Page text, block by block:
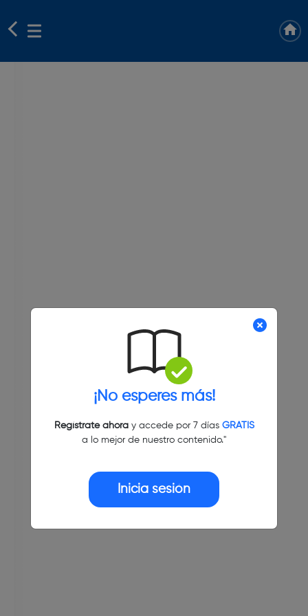
¡No esperes más!
Regístrate ahoray accede por 7 días GRATIS
a lo mejor de nuestro contenido."
Inicia sesión